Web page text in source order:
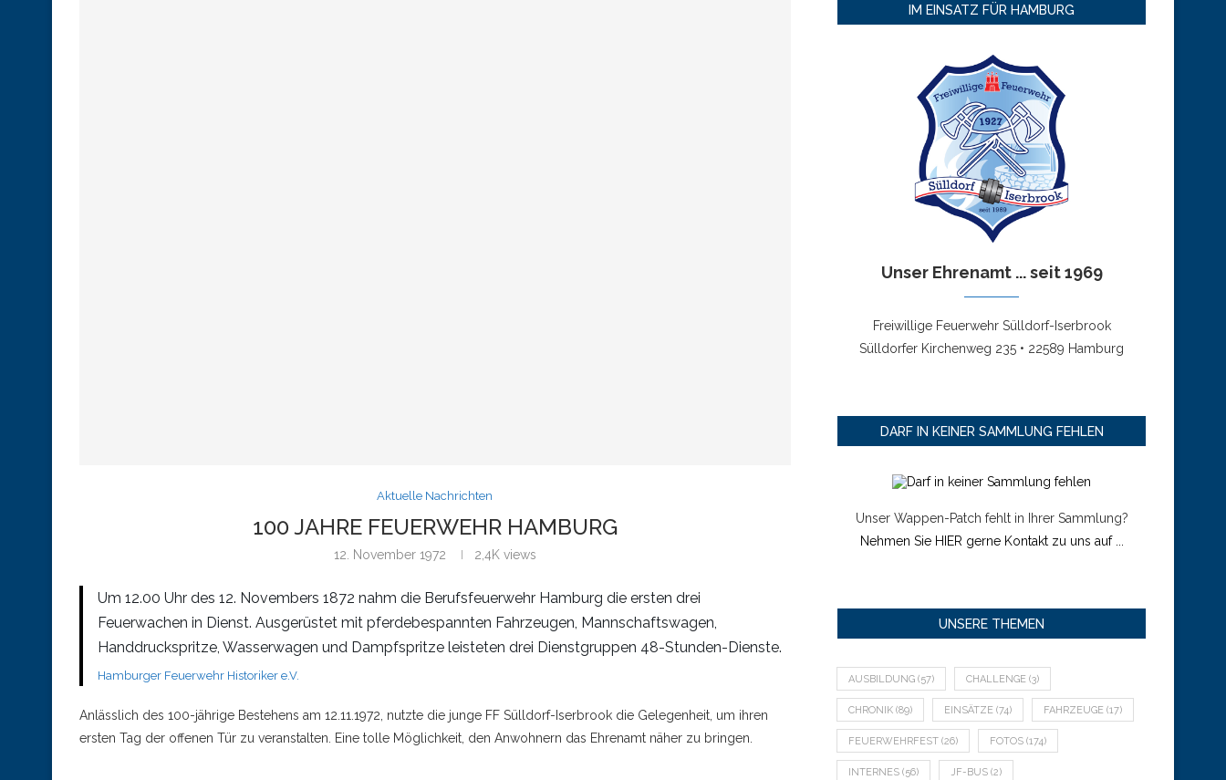
Aktuelle Nachrichten
100 JAHRE FEUERWEHR HAMBURG
12. November 1972 2,4K views
Um 12.00 Uhr des 12. Novembers 1872 nahm die Berufsfeuerwehr Hamburg die ersten drei
Feuerwachen in Dienst. Ausgerüstet mit pferdebespannten Fahrzeugen, Mannschaftswagen,
Handdruckspritze, Wasserwagen und Dampfspritze leisteten drei Dienstgruppen 48-Stunden-Dienste.
Hamburger Feuerwehr Historiker e.V.
Anlässlich des 100-jährige Bestehens am 12.11.1972, nutzte die junge FF Sülldorf-Iserbrook die Gelegenheit, um ihren
ersten Tag der offenen Tür zu veranstalten. Eine tolle Möglichkeit, den Anwohnern das Ehrenamt näher zu bringen.
IM EINSATZ FÜR HAMBURG
Unser Ehrenamt ... seit 1969
Freiwillige Feuerwehr Sülldorf-Iserbrook
Sülldorfer Kirchenweg 235 • 22589 Hamburg
DARF IN KEINER SAMMLUNG FEHLEN
Unser Wappen-Patch fehlt in Ihrer Sammlung?
Nehmen Sie HIER gerne Kontakt zu uns auf ...
UNSERE THEMEN
AUSBILDUNG (57) CHALLENGE (3)
CHRONIK (89) EINSÄTZE (74) FAHRZEUGE (17)
FEUERWEHRFEST (26) FOTOS (174)
INTERNES (56) JF-BUS (2)